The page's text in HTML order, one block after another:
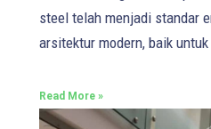
steel telah menjadi standar
arsitektur modern, baik untuk
Read More »